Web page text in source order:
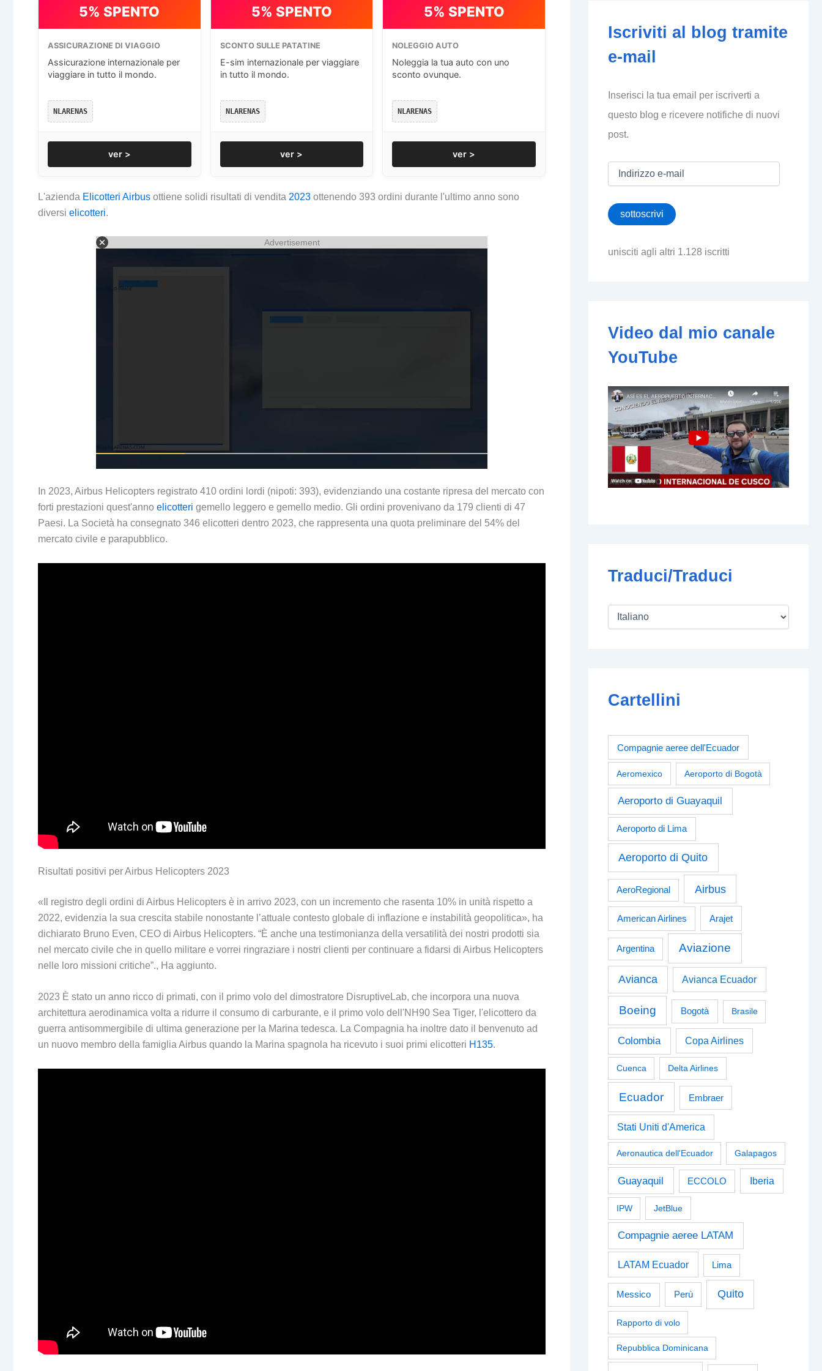
5% SPENTO
ASSICURAZIONE DI VIAGGIO
Assicurazione internazionale per
viaggiare in tutto il mondo.
NLARENAS
ver >
5% SPENTO
SCONTO SULLE PATATINE
E-sim internazionale per viaggiare
in tutto il mondo.
NLARENAS
ver >
5% SPENTO
NOLEGGIO AUTO
Noleggia la tua auto con uno
sconto ovunque.
NLARENAS
ver >
L'azienda Elicotteri Airbus ottiene solidi risultati di vendita 2023 ottenendo 393 ordini durante l'ultimo anno sono
diversi elicotteri.
Advertisement
In 2023, Airbus Helicopters registrato 410 ordini lordi (nipoti: 393), evidenziando una costante ripresa del mercato con
forti prestazioni quest'anno elicotteri gemello leggero e gemello medio. Gli ordini provenivano da 179 clienti di 47
Paesi. La Società ha consegnato 346 elicotteri dentro 2023, che rappresenta una quota preliminare del 54% del
mercato civile e parapubblico.
Risultati positivi per Airbus Helicopters 2023
«Il registro degli ordini di Airbus Helicopters è in arrivo 2023, con un incremento che rasenta 10% in unità rispetto a
2022, evidenzia la sua crescita stabile nonostante l’attuale contesto globale di inflazione e instabilità geopolitica», ha
dichiarato Bruno Even, CEO di Airbus Helicopters. “È anche una testimonianza della versatilità dei nostri prodotti sia
nel mercato civile che in quello militare e vorrei ringraziare i nostri clienti per continuare a fidarsi di Airbus Helicopters
nelle loro missioni critiche”., Ha aggiunto.
2023 È stato un anno ricco di primati, con il primo volo del dimostratore DisruptiveLab, che incorpora una nuova
architettura aerodinamica volta a ridurre il consumo di carburante, e il primo volo dell'NH90 Sea Tiger, l'elicottero da
guerra antisommergibile di ultima generazione per la Marina tedesca. La Compagnia ha inoltre dato il benvenuto ad
un nuovo membro della famiglia Airbus quando la Marina spagnola ha ricevuto i suoi primi elicotteri H135.
Iscriviti al blog tramite
e-mail
Inserisci la tua email per iscriverti a
questo blog e ricevere notifiche di nuovi
post.
r
z
i
sottoscrivi
unisciti agli altri 1.128 iscritti
Video dal mio canale
YouTube
Traduci/Traduci
Cartellini
Compagnie aeree dell'Ecuador
Aeromexico Aeroporto di Bogotà
Aeroporto di Guayaquil
Aeroporto di Lima
Aeroporto di Quito
AeroRegional Airbus
American Airlines Arajet
Argentina Aviazione
Avianca Avianca Ecuador
Boeing Bogotà Brasile
Colombia Copa Airlines
Cuenca Delta Airlines
Ecuador Embraer
Stati Uniti d'America
Aeronautica dell'Ecuador Galapagos
Guayaquil ECCOLO Iberia
IPW JetBlue
Compagnie aeree LATAM
LATAM Ecuador Lima
Messico Perù Quito
Rapporto di volo
Repubblica Dominicana